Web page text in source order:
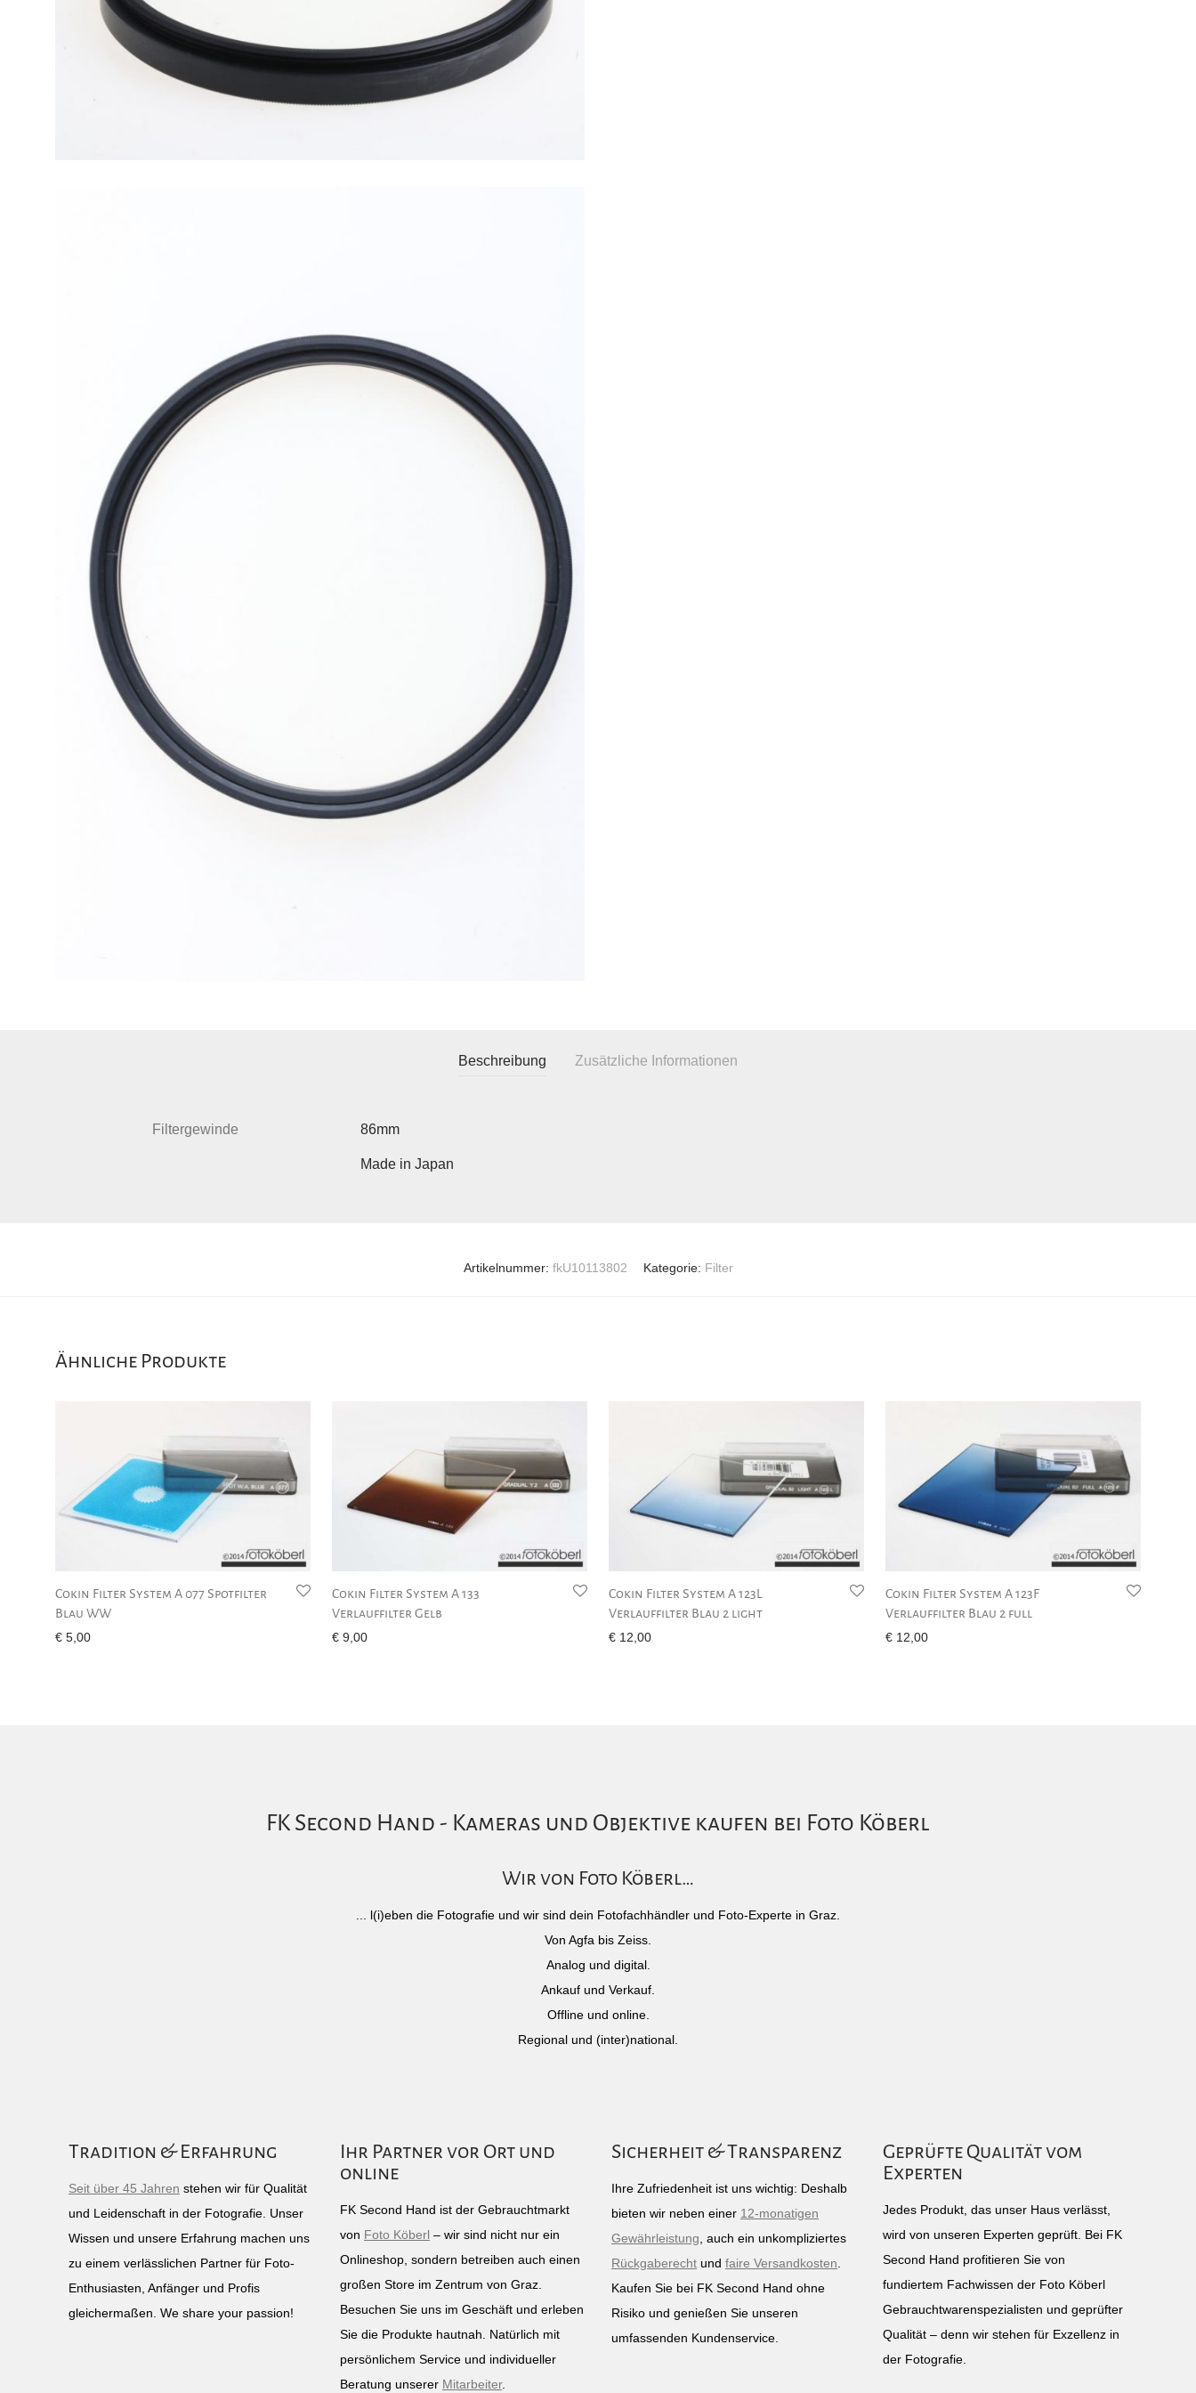
Beschreibung Zusätzliche Informationen
Filtergewinde 86mm
Made in Japan
Artikelnummer: fkU10113802 Kategorie: Filter
Ähnliche Produkte
Cokin Filter System A 077 Spotfilter
Blau WW
€ 5,00
Cokin Filter System A 133
Verlauffilter Gelb
€ 9,00
Cokin Filter System A 123L
Verlauffilter Blau 2 light
€ 12,00
Cokin Filter System A 123F
Verlauffilter Blau 2 full
€ 12,00
FK Second Hand - Kameras und Objektive kaufen bei Foto Köberl
Wir von Foto Köberl…
... l(i)eben die Fotografie und wir sind dein Fotofachhändler und Foto-Experte in Graz.
Von Agfa bis Zeiss.
Analog und digital.
Ankauf und Verkauf.
Offline und online.
Regional und (inter)national.
Tradition & Erfahrung
Seit über 45 Jahren stehen wir für Qualität
und Leidenschaft in der Fotografie. Unser
Wissen und unsere Erfahrung machen uns
zu einem verlässlichen Partner für Foto-
Enthusiasten, Anfänger und Profis
gleichermaßen. We share your passion!
Ihr Partner vor Ort und
online
FK Second Hand ist der Gebrauchtmarkt
von Foto Köberl – wir sind nicht nur ein
Onlineshop, sondern betreiben auch einen
großen Store im Zentrum von Graz.
Besuchen Sie uns im Geschäft und erleben
Sie die Produkte hautnah. Natürlich mit
persönlichem Service und individueller
Beratung unserer Mitarbeiter.
Sicherheit & Transparenz
Ihre Zufriedenheit ist uns wichtig: Deshalb
bieten wir neben einer 12-monatigen
Gewährleistung, auch ein unkompliziertes
Rückgaberecht und faire Versandkosten.
Kaufen Sie bei FK Second Hand ohne
Risiko und genießen Sie unseren
umfassenden Kundenservice.
Geprüfte Qualität vom
Experten
Jedes Produkt, das unser Haus verlässt,
wird von unseren Experten geprüft. Bei FK
Second Hand profitieren Sie von
fundiertem Fachwissen der Foto Köberl
Gebrauchtwarenspezialisten und geprüfter
Qualität – denn wir stehen für Exzellenz in
der Fotografie.